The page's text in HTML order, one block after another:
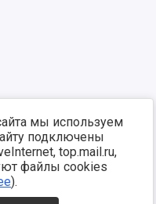
мы используем
подключены
top.mail.ru,
файлы cookies
).